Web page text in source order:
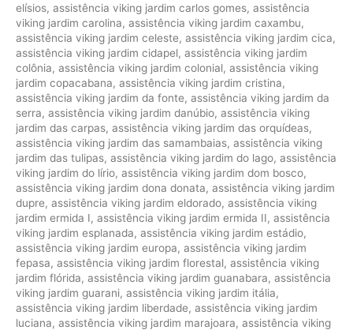
elísios, assistência viking jardim carlos gomes, assistência
viking jardim carolina, assistência viking jardim caxambu,
assistência viking jardim celeste, assistência viking jardim cica,
assistência viking jardim cidapel, assistência viking jardim
colônia, assistência viking jardim colonial, assistência viking
jardim copacabana, assistência viking jardim cristina,
assistência viking jardim da fonte, assistência viking jardim da
serra, assistência viking jardim danúbio, assistência viking
jardim das carpas, assistência viking jardim das orquídeas,
assistência viking jardim das samambaias, assistência viking
jardim das tulipas, assistência viking jardim do lago, assistência
viking jardim do lírio, assistência viking jardim dom bosco,
assistência viking jardim dona donata, assistência viking jardim
dupre, assistência viking jardim eldorado, assistência viking
jardim ermida I, assistência viking jardim ermida II, assistência
viking jardim esplanada, assistência viking jardim estádio,
assistência viking jardim europa, assistência viking jardim
fepasa, assistência viking jardim florestal, assistência viking
jardim flórida, assistência viking jardim guanabara, assistência
viking jardim guarani, assistência viking jardim itália,
assistência viking jardim liberdade, assistência viking jardim
luciana, assistência viking jardim marajoara, assistência viking